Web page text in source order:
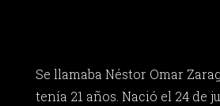
Se llamaba Néstor Omar
tenía 21 años. Nació el 24 de